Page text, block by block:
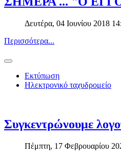
Δευτέρα, 04 Ιουνίου 2018
Περισσότερα...
Εκτύπωση
Ηλεκτρονικό ταχυδρομείο
Συγκεντρώνουμε
Πέμπτη, 17 Φεβρουαρίου